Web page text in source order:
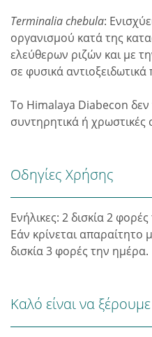
Terminalia chebula:
οργανισμού κατά της
ελεύθερων ριζών και με
σε φυσικά
Το Himalaya Diabecon δεν
συντηρητικά ή χρωστικές
Οδηγίες Χρήσης
Ενήλικες: 2 δισκία 2
Εάν κρίνεται
δισκία 3 φορές την ημέρα.
Καλό είναι να ξέρουμε